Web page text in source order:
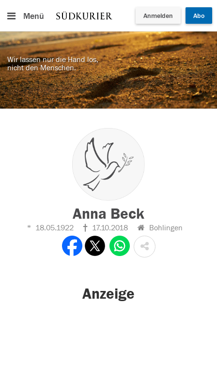
Menü Anmelden Abo
Wir lassen nur die Hand los,
nicht den Menschen.
Anna Beck
18.05.1922 17.10.2018 Bohlingen
Anzeige